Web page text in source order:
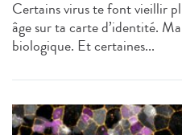
Certains virus te font vieillir
âge sur ta carte d’identité.
biologique. Et certaines...